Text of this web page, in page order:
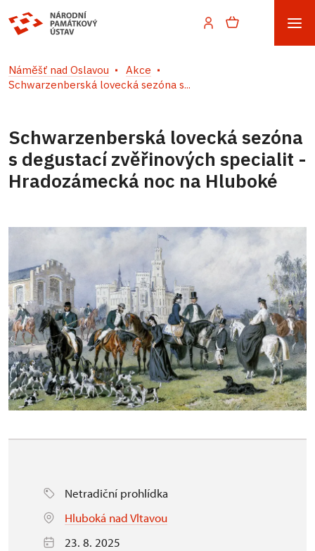
Náměšť nad Oslavou
Akce
Schwarzenberská lovecká sezóna s...
Schwarzenberská lovecká sezóna
s degustací zvěřinových specialit -
Hradozámecká noc na Hluboké
Netradiční prohlídka
Hluboká nad Vltavou
23. 8. 2025